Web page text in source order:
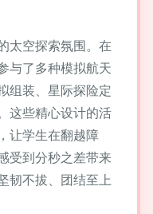
太空探索氛围。在
与了多种模拟航天
组装、星际探险定
这些精心设计的活
让学生在翻越障
受到分秒之差带来
韧不拔、团结至上